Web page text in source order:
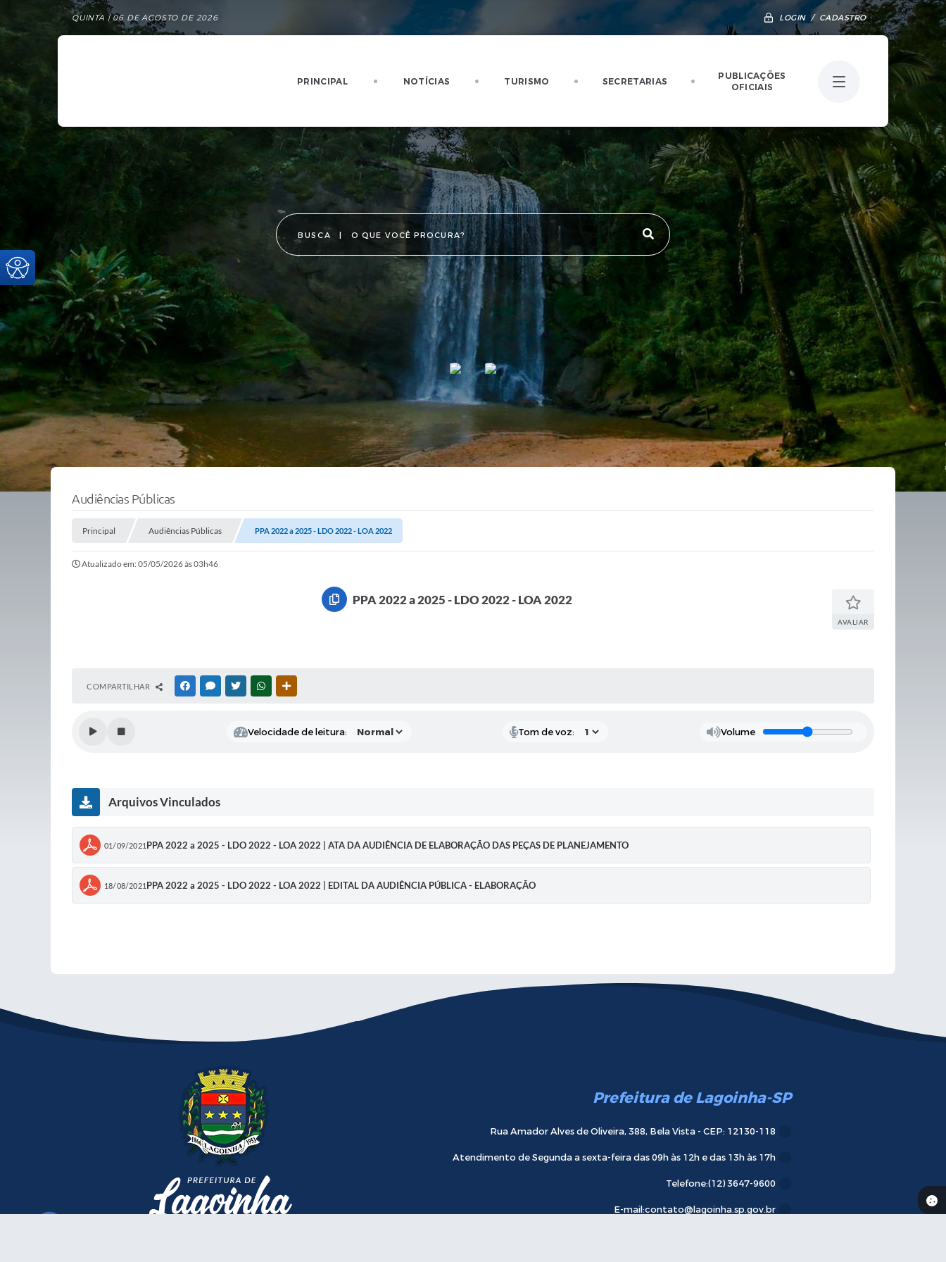
LOGIN / CADASTRO
QUINTA | 06 DE AGOSTO DE 2026
PRINCIPAL NOTÍCIAS TURISMO SECRETARIAS
PUBLICAÇÕES
OFICIAIS
BUSCA
Audiências Públicas
Principal Audiências Públicas PPA 2022 a 2025 - LDO 2022 - LOA 2022
Atualizado em: 05/05/2026 às 03h46
PPA 2022 a 2025 - LDO 2022 - LOA 2022
AVALIAR
COMPARTILHAR FACEBOOKMESSENGER
TWITTERWHATSAPP
Velocidade de leitura: Tom de voz: Volume
Arquivos Vinculados
01/09/2021 PPA 2022 a 2025 - LDO 2022 - LOA 2022 | ATA DA AUDIÊNCIA DE ELABORAÇÃO DAS PEÇAS DE PLANEJAMENTO
18/08/2021 PPA 2022 a 2025 - LDO 2022 - LOA 2022 | EDITAL DA AUDIÊNCIA PÚBLICA - ELABORAÇÃO
Prefeitura de Lagoinha-SP
Rua Amador Alves de Oliveira, 388, Bela Vista - CEP: 12130-118
Atendimento de Segunda a sexta-feira das 09h às 12h e das 13h às 17h
Telefone:(12) 3647-9600
E-mail:contato@lagoinha.sp.gov.br